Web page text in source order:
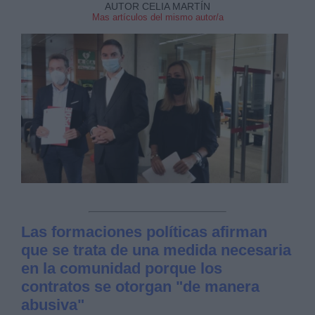
AUTOR CELIA MARTÍN
Mas artículos del mismo autor/a
Las formaciones políticas afirman
que se trata de una medida necesaria
en la comunidad porque los
contratos se otorgan "de manera
abusiva"